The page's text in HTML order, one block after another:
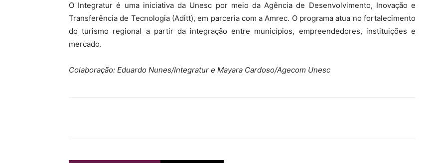
O Integratur é uma iniciativa da Unesc por meio da Agência de Desenvolvimento, Inovação e
Transferência de Tecnologia (Aditt), em parceria com a Amrec. O programa atua no fortalecimento
do turismo regional a partir da integração entre municípios, empreendedores, instituições e
mercado.
Colaboração: Eduardo Nunes/Integratur e Mayara Cardoso/Agecom Unesc